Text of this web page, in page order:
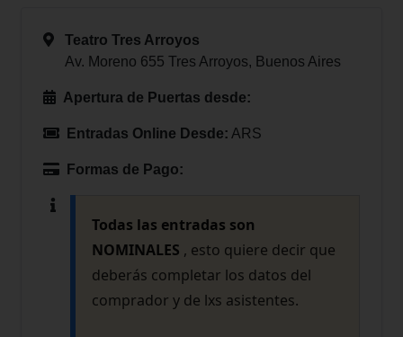
Teatro Tres Arroyos
Av. Moreno 655 Tres Arroyos, Buenos Aires
Apertura de Puertas desde:
Entradas Online Desde: ARS
Formas de Pago:
Todas las entradas son
NOMINALES , esto quiere decir que
deberás completar los datos del
comprador y de lxs asistentes.